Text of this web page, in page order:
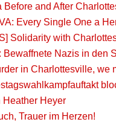
Before and After
Every Single One a
Solidarity with
Nazis in den
in Charlottesville,
Heather Heyer
Trauer im Herzen!